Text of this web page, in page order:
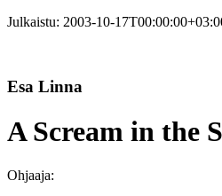
Julkaistu: 2003-10-
Esa Linna
A Scream in the
Ohjaaja: